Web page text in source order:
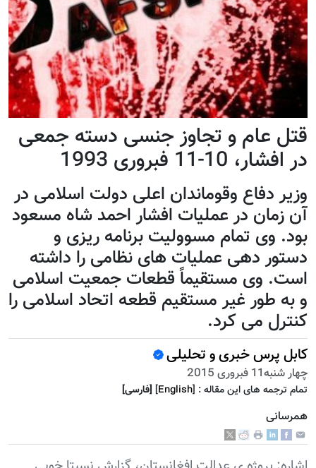
قتل عام و تجاوز جنسی دسته جمعی
در افشار، 10-11 فبروری 1993
وزیر دفاع وقوماندان اعلی دولت اسلامی در
آن زمان در عملیات افشار احمد شاه مسعود
بود. وی تمام مسوولیت برنامه ریزی و
دستور دهی عملیات های نظامی را داشته
است. وی مستقیماً قطعات جمعیت اسلامی
و به طور غیر مستقیم قطعه اتحاد اسلامی را
کنترل می کرد.
کابل پرس خبری و تحلیلی
چهار شنبه11 فبروری 2015
تمام ترجمه هاى اين مقاله : [English] [فارسى]
همرسانی